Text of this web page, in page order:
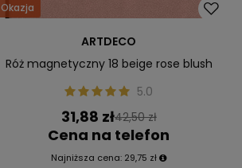
Okazja
ARTDECO
Róż magnetyczny 18 beige rose blush
5.0
31,88 zł42,50 zł
Cena na telefon
Najniższa cena: 29,75 zł